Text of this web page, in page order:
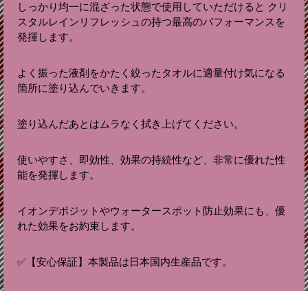
しっかり均一に混ざった状態で使用していただけると クリ
スタルレインリフレッシュの持つ最高のパフォーマンスを
発揮します。
よく振った液剤をかたく絞ったタオルに適量付け気になる
箇所に塗り込んでいきます。
塗り込んだあとはムラなく拭き上げてください。
使いやすさ、即効性、効果の持続性など、非常に優れた性
能を発揮します。
イオンデポジットやウォータースポット防止効果にも、優
れた効果をお約束します。
✅【安心保証】本製品は日本国内生産品です。